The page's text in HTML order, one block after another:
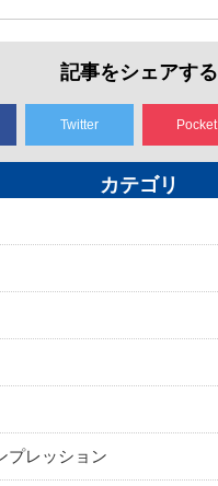
記事をシェアする
Twitter Pocket
カテゴリ
プレッション